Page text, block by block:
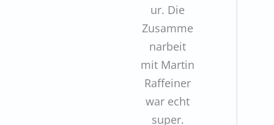
ur. Die
Zusamme
narbeit
mit Martin
Raffeiner
war echt
super.